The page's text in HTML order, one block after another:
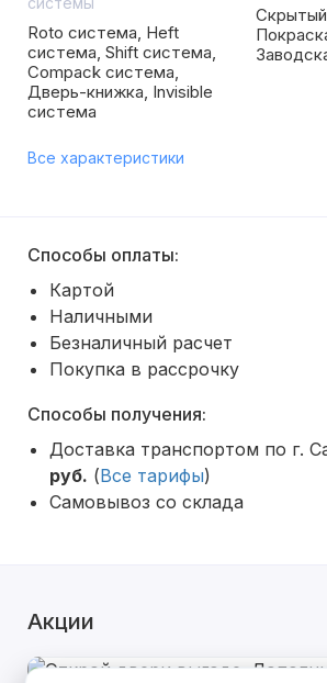
Roto система, Heft
система, Shift система,
Compack система,
Дверь-книжка, Invisible
система
Все характеристики
Способы оплаты:
Картой
Наличными
Безналичный расчет
Покупка в рассрочку
Способы получения:
Доставка транспортом по г.
руб. (Все тарифы)
Самовывоз со склада
Акции